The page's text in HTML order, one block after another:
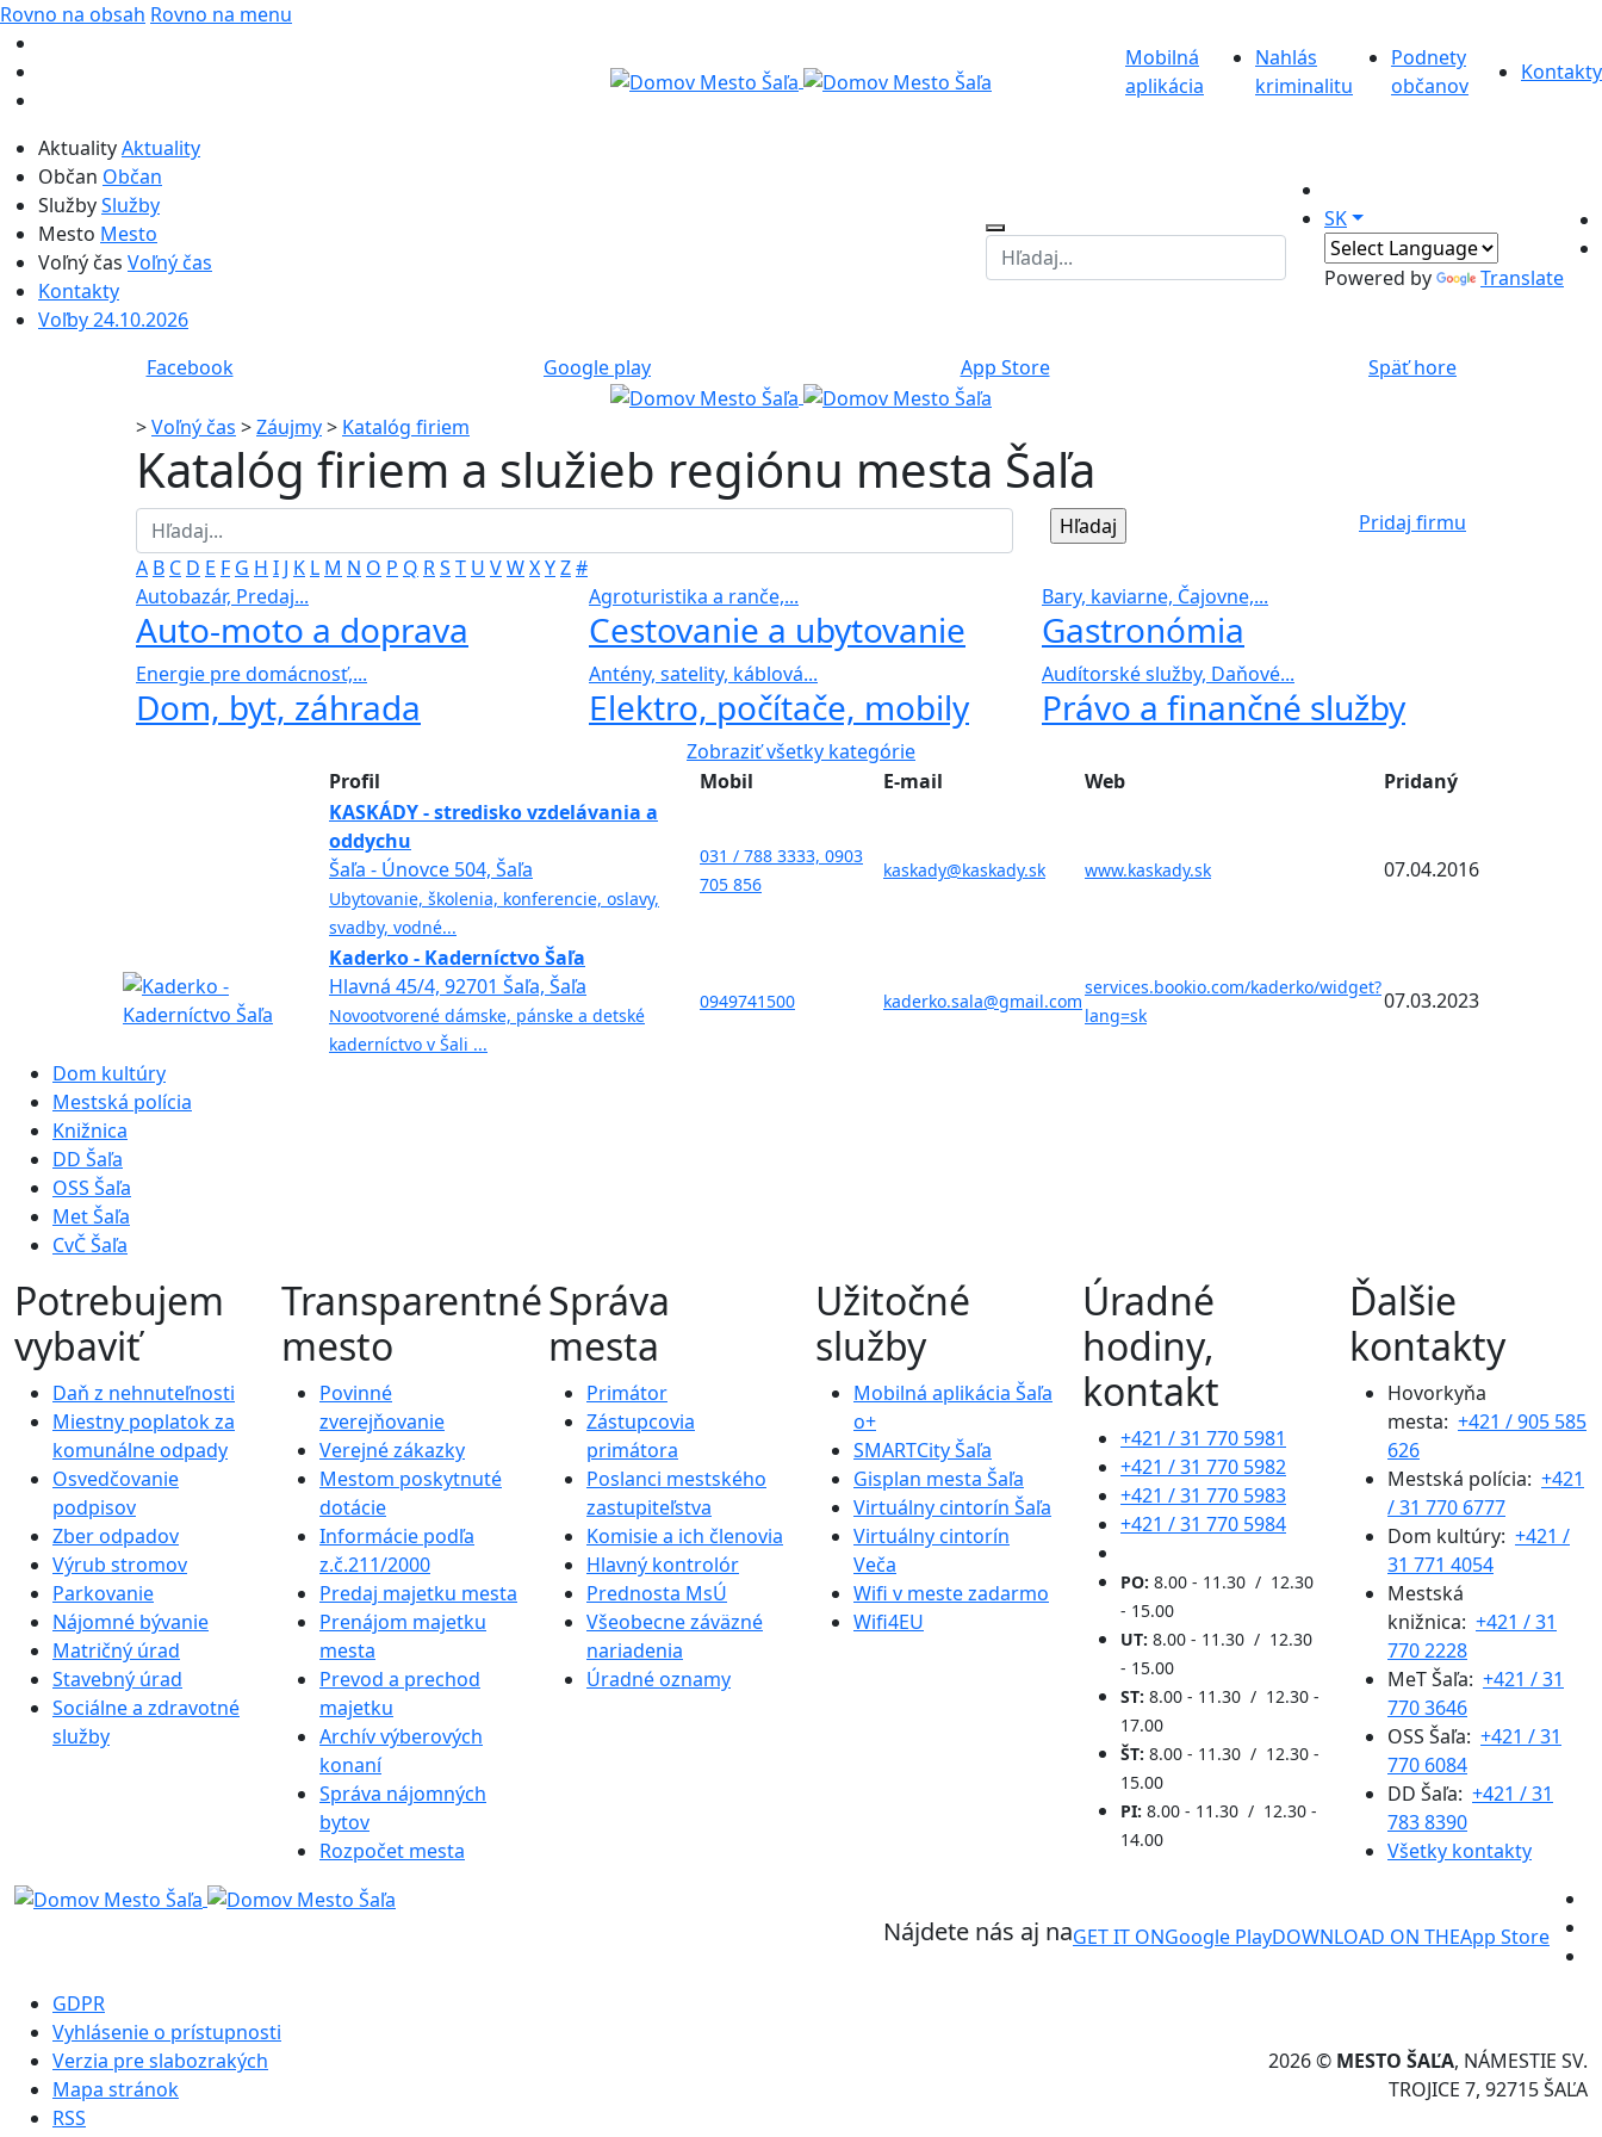
Rovno na obsah Rovno na menu
Mobilná
aplikácia
Nahlás
kriminalitu
Podnety
občanov
Kontakty
AktualityAktuality
Občan Občan
SlužbySlužby
Mesto Mesto
Voľný čas Voľný čas
Kontakty
Voľby 24.10.2026
SK
Powered by Translate
Facebook Google play App Store Späť hore
>Voľný čas >Záujmy> Katalóg firiem
Katalóg firiem a služieb regiónu mesta Šaľa
Pridaj firmu
A B C D E F G H I J K L M N O P Q RS T U VWXYZ#
Autobazár, Predaj...
Auto-moto a doprava
Agroturistika a ranče,...
Cestovanie a ubytovanie
Bary, kaviarne, Čajovne,...
Gastronómia
Energie pre domácnosť,...
Dom, byt, záhrada
Antény, satelity, káblová...
Elektro, počítače, mobily
Audítorské služby, Daňové...
Právo a finančné služby
Zobraziť všetky kategórie
Profil
Mobil E-mail Web
Pridaný
KASKÁDY - stredisko vzdelávania a
oddychu
Šaľa - Únovce 504, Šaľa
Ubytovanie, školenia, konferencie, oslavy,
svadby, vodné...
031 / 788 3333, 0903
705 856
kaskady@kaskady.sk www.kaskady.sk 07.04.2016
Kaderko - Kaderníctvo Šaľa
Hlavná 45/4, 92701 Šaľa, Šaľa
Novootvorené dámske, pánske a detské
kaderníctvo v Šali ...
0949741500 kaderko.sala@gmail.com
services.bookio.com/kaderko/widget?
lang=sk
07.03.2023
Dom kultúry
Mestská polícia
Knižnica
DD Šaľa
OSS Šaľa
Met Šaľa
CvČ Šaľa
Potrebujem
vybaviť
Daň z nehnuteľnosti
Miestny poplatok za
komunálne odpady
Osvedčovanie
podpisov
Zber odpadov
Výrub stromov
Parkovanie
Nájomné bývanie
Matričný úrad
Stavebný úrad
Sociálne a zdravotné
služby
Transparentné
mesto
Povinné
zverejňovanie
Verejné zákazky
Mestom poskytnuté
dotácie
Informácie podľa
z.č.211/2000
Predaj majetku mesta
Prenájom majetku
mesta
Prevod a prechod
majetku
Archív výberových
konaní
Správa nájomných
bytov
Rozpočet mesta
Správa
mesta
Primátor
Zástupcovia
primátora
Poslanci mestského
zastupiteľstva
Komisie a ich členovia
Hlavný kontrolór
Prednosta MsÚ
Všeobecne záväzné
nariadenia
Úradné oznamy
Užitočné
služby
Mobilná aplikácia Šaľa
o+
SMARTCity Šaľa
Gisplan mesta Šaľa
Virtuálny cintorín Šaľa
Virtuálny cintorín
Veča
Wifi v meste zadarmo
Wifi4EU
Úradné
hodiny,
kontakt
+421 / 31 770 5981
+421 / 31 770 5982
+421 / 31 770 5983
+421 / 31 770 5984
PO: 8.00 - 11.30 / 12.30
- 15.00
UT: 8.00 - 11.30 / 12.30
- 15.00
ST: 8.00 - 11.30 / 12.30 -
17.00
ŠT: 8.00 - 11.30 / 12.30 -
15.00
PI: 8.00 - 11.30 / 12.30 -
14.00
Ďalšie
kontakty
Hovorkyňa
mesta: +421 / 905 585
626
Mestská polícia: +421
/ 31 770 6777
Dom kultúry: +421 /
31 771 4054
Mestská
knižnica: +421 / 31
770 2228
MeT Šaľa: +421 / 31
770 3646
OSS Šaľa: +421 / 31
770 6084
DD Šaľa: +421 / 31
783 8390
Všetky kontakty
Nájdete nás aj naGET IT ONGoogle PlayDOWNLOAD ON THEApp Store
GDPR
Vyhlásenie o prístupnosti
Verzia pre slabozrakých
Mapa stránok
RSS
2026 © MESTO ŠAĽA, NÁMESTIE SV.
TROJICE 7, 92715 ŠAĽA